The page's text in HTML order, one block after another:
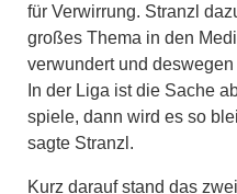
für Verwirrung. Stranzl
großes Thema in den
verwundert und
In der Liga ist die Sache
spiele, dann wird es so
sagte Stranzl.
Kurz darauf stand das